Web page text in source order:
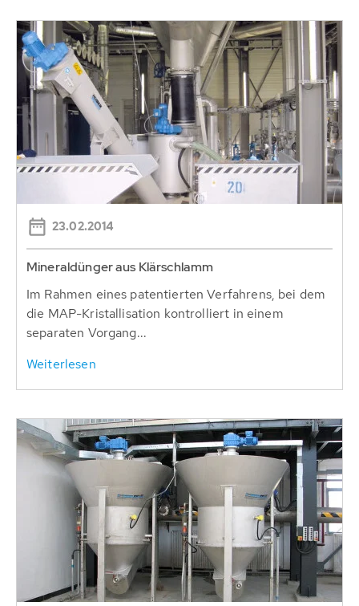
23.02.2014
Mineraldünger aus Klärschlamm
Im Rahmen eines patentierten Verfahrens, bei dem
die MAP-Kristallisation kontrolliert in einem
separaten Vorgang...
Weiterlesen